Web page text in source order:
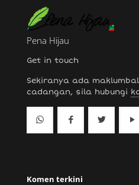
Pena Hijau
Get in touch
Sekiranya ada
cadangan, sila hubungi
Komen terkini